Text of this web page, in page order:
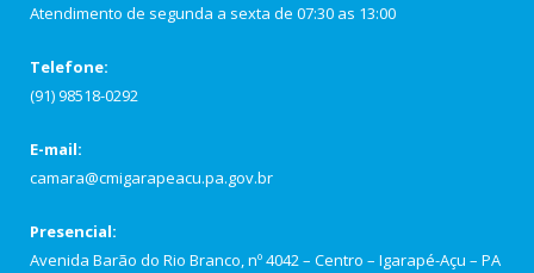
Atendimento de segunda a sexta de 07:30 as 13:00
Telefone:
(91) 98518-0292
E-mail:
camara@cmigarapeacu.pa.gov.br
Presencial:
Avenida Barão do Rio Branco, nº 4042 – Centro – Igarapé-Açu – PA